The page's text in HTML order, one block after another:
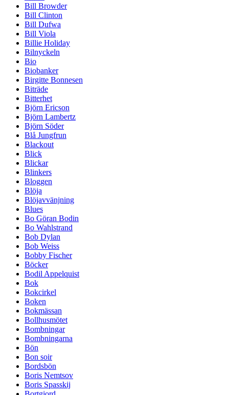
Bill Browder
Bill Clinton
Bill Dufwa
Bill Viola
Billie Holiday
Bilnyckeln
Bio
Biobanker
Birgitte Bonnesen
Biträde
Bitterhet
Björn Ericson
Björn Lambertz
Björn Söder
Blå Jungfrun
Blackout
Blick
Blickar
Blinkers
Bloggen
Blöja
Blöjavvänjning
Blues
Bo Göran Bodin
Bo Wahlstrand
Bob Dylan
Bob Weiss
Bobby Fischer
Böcker
Bodil Appelquist
Bok
Bokcirkel
Boken
Bokmässan
Bollhusmötet
Bombningar
Bombningarna
Bön
Bon soir
Bordsbön
Boris Nemtsov
Boris Spasskij